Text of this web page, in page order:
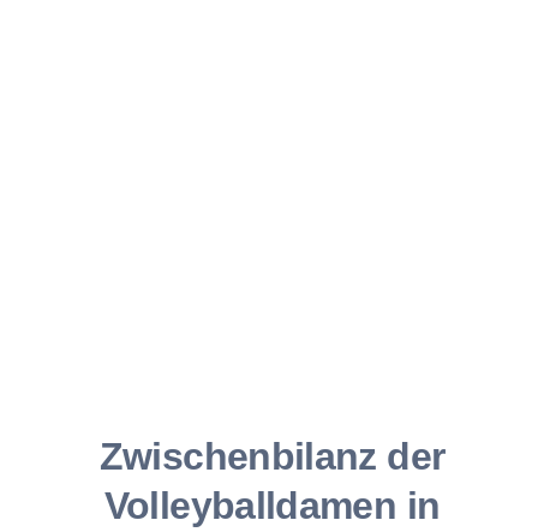
Zwischenbilanz der
Volleyballdamen in